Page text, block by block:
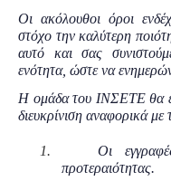
Οι ακόλουθοι όροι
στόχο την καλύτερη
αυτό και σας
ενότητα, ώστε να
Η ομάδα του ΙΝΣΕΤΕ θα
διευκρίνιση αναφορικά με
1.
Οι
προτεραιότητας.